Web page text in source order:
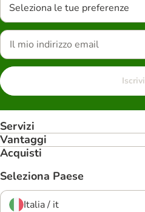
Seleziona le tue preferenze
Servizi
Vantaggi
Acquisti
Seleziona Paese
Italia / it